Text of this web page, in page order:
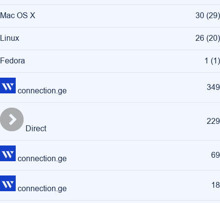
Mac OS X 30 (29)
Linux 26 (20)
Fedora 1 (1)
connection.ge 349
Direct
229
connection.ge 69
connection.ge 18